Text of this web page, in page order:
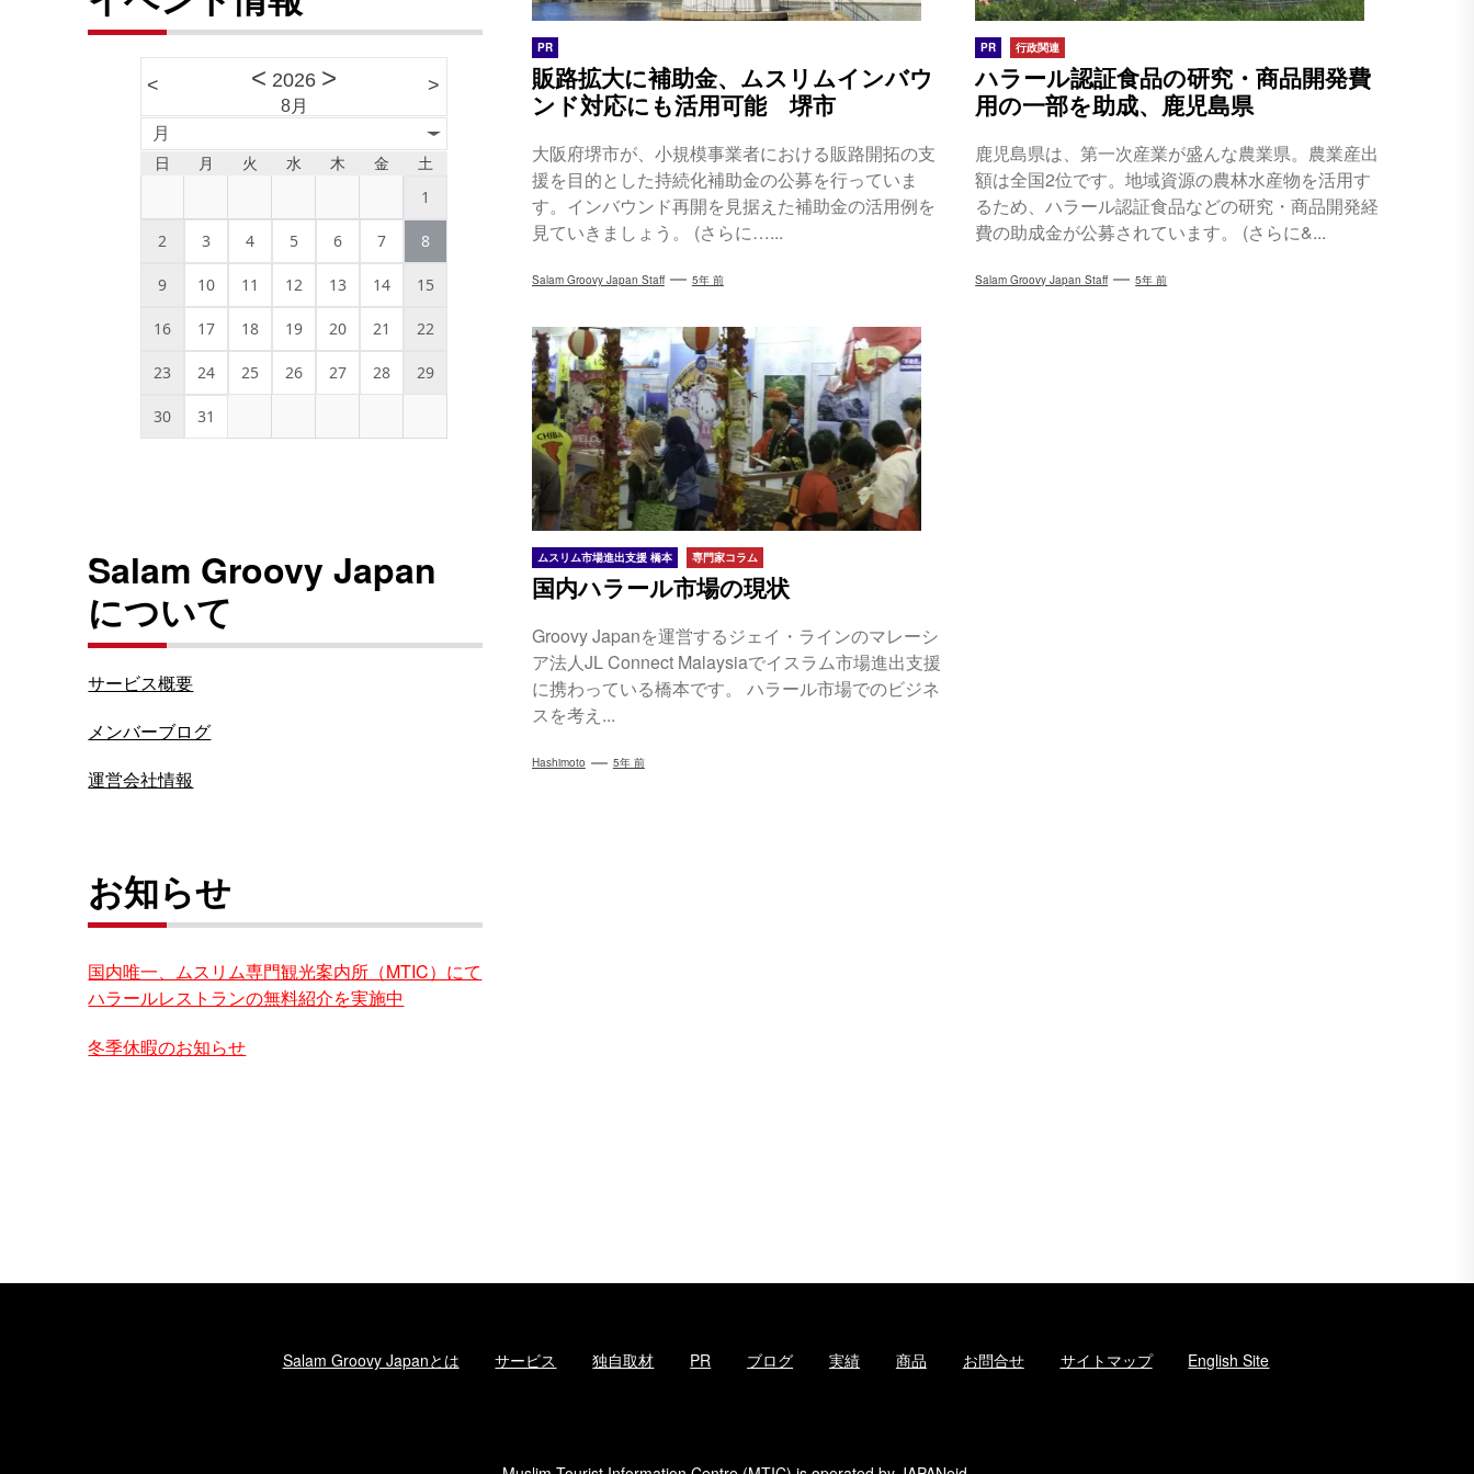
PR
販路拡大に補助金、ムスリムインバウ
ンド対応にも活用可能 堺市
大阪府堺市が、小規模事業者における販路開拓の支
援を目的とした持続化補助金の公募を行っていま
す。インバウンド再開を見据えた補助金の活用例を
見ていきましょう。 (さらに…...
Salam Groovy Japan Staff 5年 前
PR 行政関連
ハラール認証食品の研究・商品開発費
用の一部を助成、鹿児島県
鹿児島県は、第一次産業が盛んな農業県。農業産出
額は全国2位です。地域資源の農林水産物を活用す
るため、ハラール認証食品などの研究・商品開発経
費の助成金が公募されています。 (さらに&...
Salam Groovy Japan Staff 5年 前
ムスリム市場進出支援 橋本 専門家コラム
国内ハラール市場の現状
Groovy Japanを運営するジェイ・ラインのマレーシ
ア法人JL Connect Malaysiaでイスラム市場進出支援
に携わっている橋本です。 ハラール市場でのビジネ
スを考え...
Hashimoto 5年 前
< < 2026 >
8月
>
月
日 月 火 水 木 金 土
1
2 3 4 5 6 7 8
9 10 11 12 13 14 15
16 17 18 19 20 21 22
23 24 25 26 27 28 29
30 31
Salam Groovy Japan
について
サービス概要
メンバーブログ
運営会社情報
お知らせ
国内唯一、ムスリム専門観光案内所（MTIC）にて
ハラールレストランの無料紹介を実施中
冬季休暇のお知らせ
Salam Groovy Japanとは サービス 独自取材 PR ブログ 実績 商品 お問合せ サイトマップ English Site